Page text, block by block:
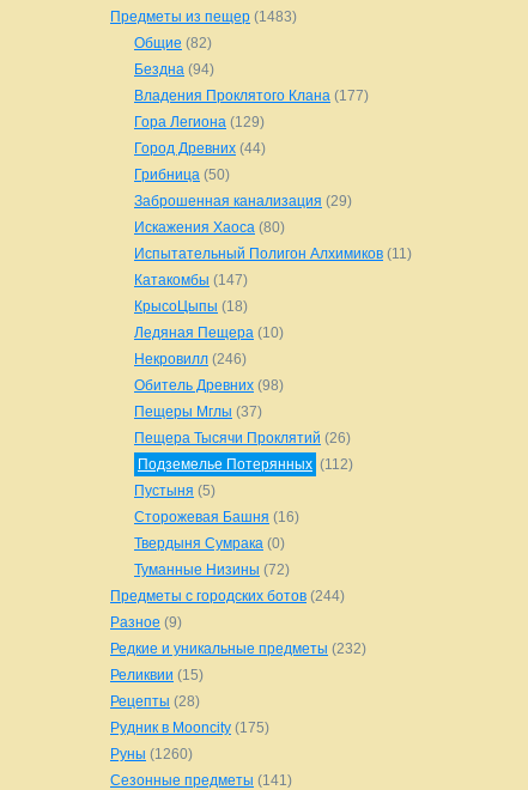
Предметы из пещер (1483)
Общие (82)
Бездна (94)
Владения Проклятого Клана (177)
Гора Легиона (129)
Город Древних (44)
Грибница (50)
Заброшенная канализация (29)
Искажения Хаоса (80)
Испытательный Полигон Алхимиков (11)
Катакомбы (147)
КрысоЦыпы (18)
Ледяная Пещера (10)
Некровилл (246)
Обитель Древних (98)
Пещеры Мглы (37)
Пещера Тысячи Проклятий (26)
Подземелье Потерянных (112)
Пустыня (5)
Сторожевая Башня (16)
Твердыня Сумрака (0)
Туманные Низины (72)
Предметы с городских ботов (244)
Разное (9)
Редкие и уникальные предметы (232)
Реликвии (15)
Рецепты (28)
Рудник в Mooncity (175)
Руны (1260)
Сезонные предметы (141)